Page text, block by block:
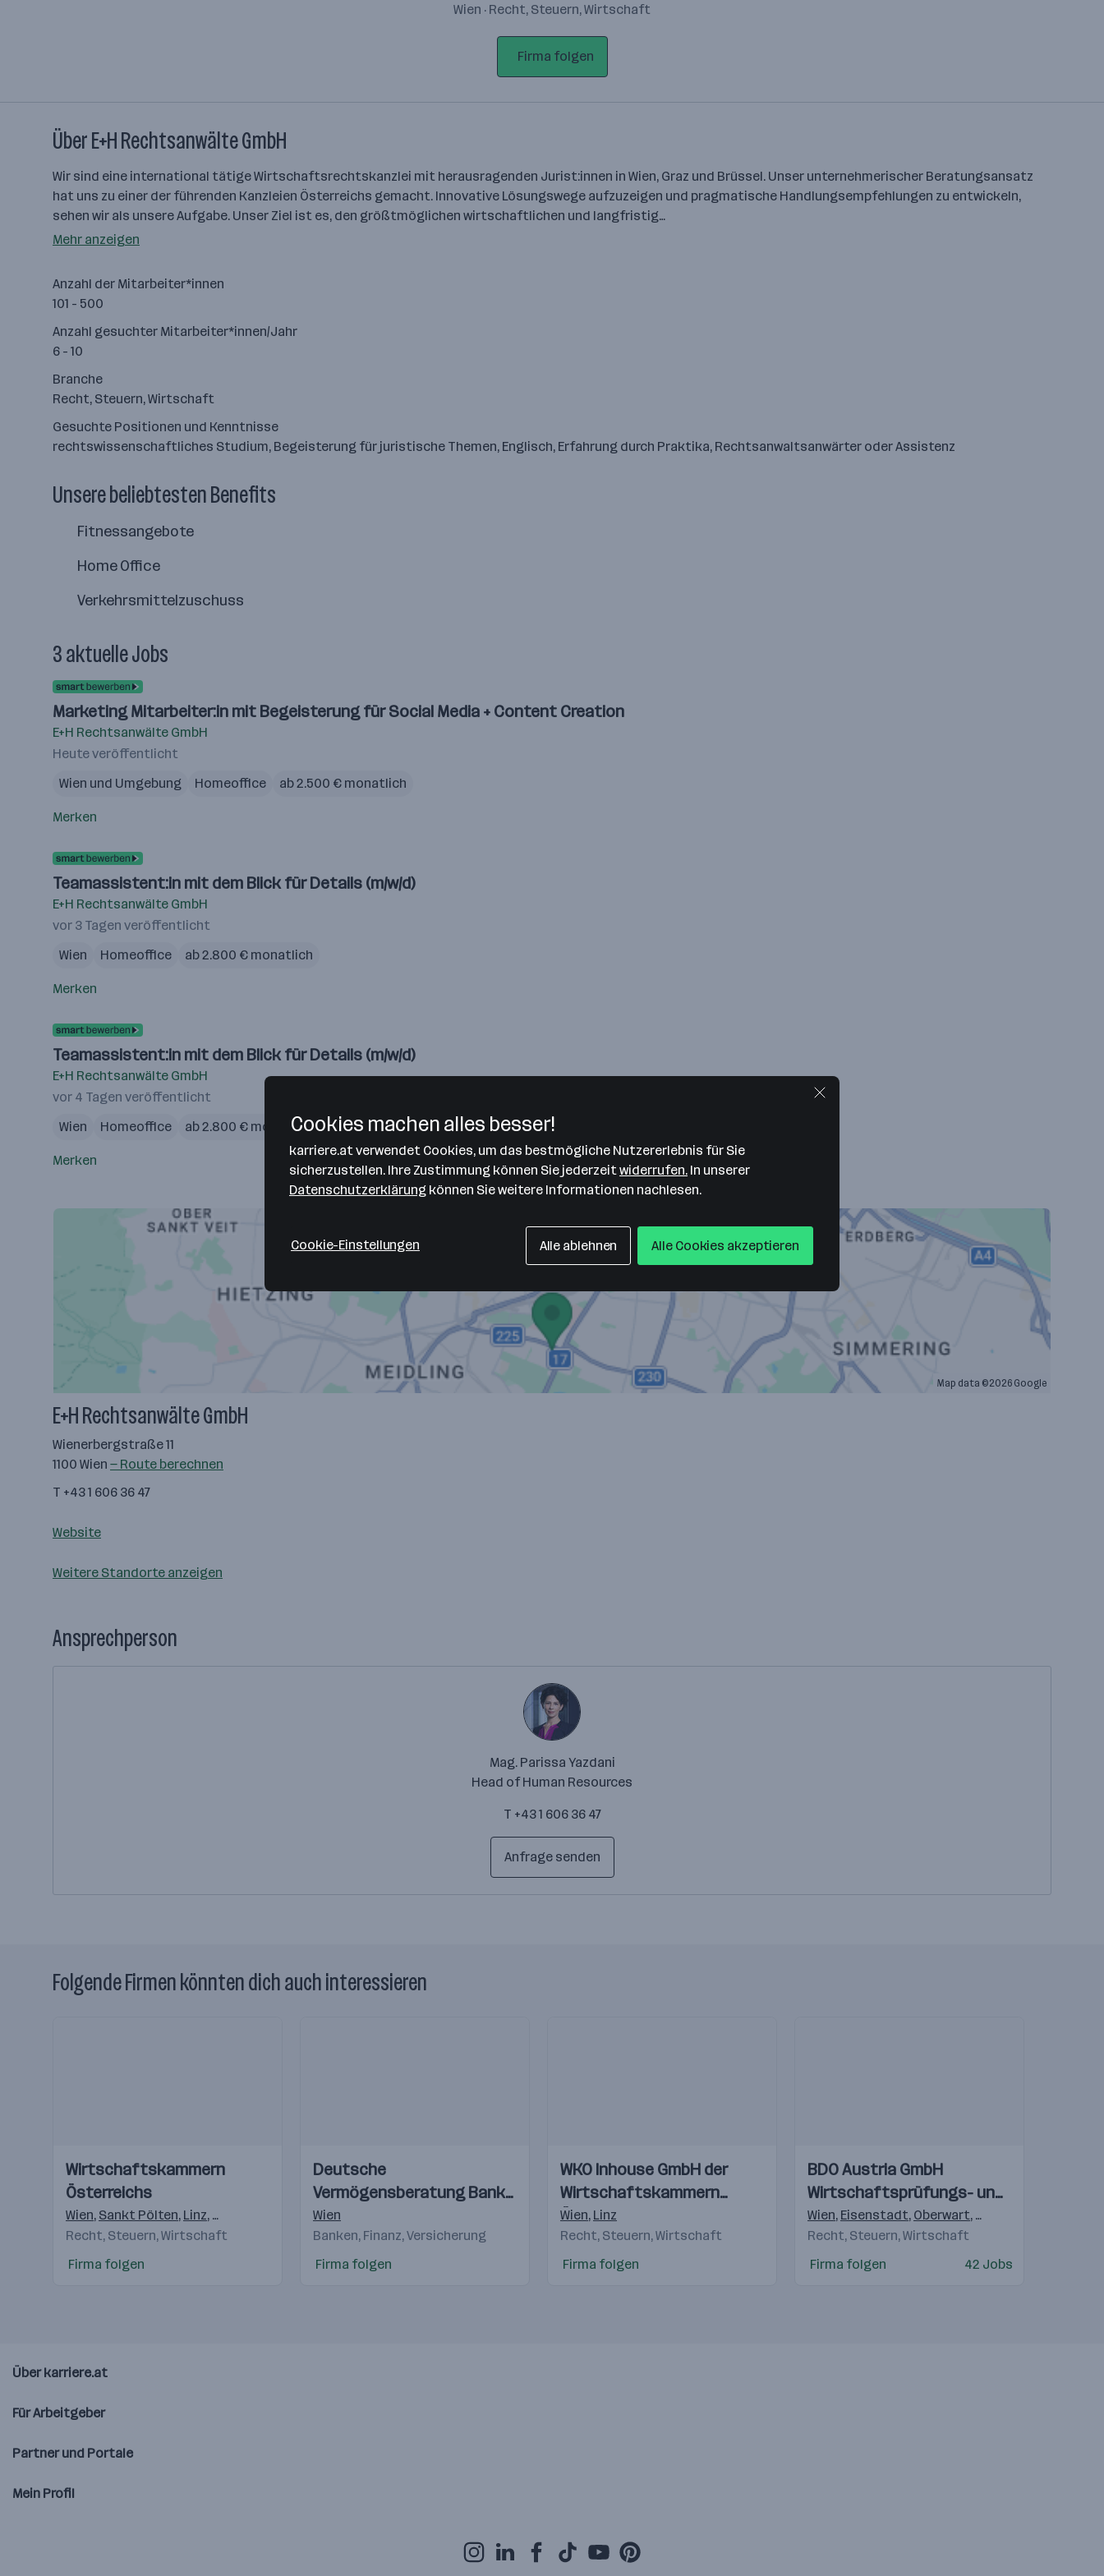
Wien · Recht, Steuern, Wirtschaft
Firma folgen
Über E+H Rechtsanwälte GmbH
Wir sind eine international tätige Wirtschaftsrechtskanzlei mit herausragenden Jurist:innen in Wien, Graz und Brüssel. Unser unternehmerischer Beratungsansatz
hat uns zu einer der führenden Kanzleien Österreichs gemacht. Innovative Lösungswege aufzuzeigen und pragmatische Handlungsempfehlungen zu entwickeln,
sehen wir als unsere Aufgabe. Unser Ziel ist es, den größtmöglichen wirtschaftlichen und langfristig…
Mehr anzeigen
Anzahl der Mitarbeiter*innen
101 - 500
Anzahl gesuchter Mitarbeiter*innen/Jahr
6 - 10
Branche
Recht, Steuern, Wirtschaft
Gesuchte Positionen und Kenntnisse
rechtswissenschaftliches Studium, Begeisterung für juristische Themen, Englisch, Erfahrung durch Praktika, Rechtsanwaltsanwärter oder Assistenz
Unsere beliebtesten Benefits
Fitnessangebote
Home Office
Verkehrsmittelzuschuss
3 aktuelle Jobs
Marketing Mitarbeiter:in mit Begeisterung für Social Media + Content Creation
E+H Rechtsanwälte GmbH
Heute veröffentlicht
Wien und Umgebung
Homeoffice ab 2.500 € monatlich
Merken
Teamassistent:in mit dem Blick für Details (m/w/d)
E+H Rechtsanwälte GmbH
vor 3 Tagen veröffentlicht
Wien
Homeoffice ab 2.800 € monatlich
Merken
Teamassistent:in mit dem Blick für Details (m/w/d)
E+H Rechtsanwälte GmbH
vor 4 Tagen veröffentlicht
Wien
Homeoffice ab 2.800 € monatlich
Merken
Map data ©2026 Google
E+H Rechtsanwälte GmbH
Wienerbergstraße 11
1100 Wien — Route berechnen
T +43 1 606 36 47
Website
Weitere Standorte anzeigen
Ansprechperson
Mag. Parissa Yazdani
Head of Human Resources
T +43 1 606 36 47
Anfrage senden
Folgende Firmen könnten dich auch interessieren
Videos
Einblicke
Einblicke
Wirtschaftskammern
Österreichs
Wien, Sankt Pölten, Linz, Salzburg Innsbruck,Feldkirch
Eisenstadt
Recht, Steuern, Wirtschaft
Firma folgen
Videos
Einblicke
Einblicke
Deutsche
Vermögensberatung Bank
AG
Wien
Banken, Finanz, Versicherung
Firma folgen
Videos
Einblicke
WKO Inhouse GmbH der
Wirtschaftskammern
Österreichs
Wien, Linz
Recht, Steuern, Wirtschaft
Firma folgen
Videos
Einblicke
Einblicke
BDO Austria GmbH
Wirtschaftsprüfungs- und
Steuerberatungsgesellschaft
Wien, Eisenstadt, Oberwart, Klagenfurt
Recht, Steuern, Wirtschaft
Firma folgen
42 Jobs
Über karriere.at
Für Arbeitgeber
Partner und Portale
Mein Profil
Cookies machen alles besser!
karriere.at verwendet Cookies, um das bestmögliche Nutzererlebnis für Sie
sicherzustellen. Ihre Zustimmung können Sie jederzeitwiderrufen. In unserer
Datenschutzerklärung können Sie weitere Informationen nachlesen.
Cookie-Einstellungen Alle ablehnen Alle Cookies akzeptieren